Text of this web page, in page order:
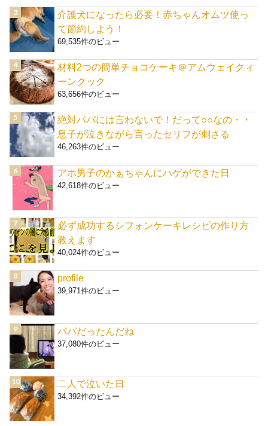
介護犬になったら必要！赤ちゃんオムツ使っ
て節約しよう！
69,535件のビュー
材料2つの簡単チョコケーキ＠アムウェイクィ
ーンクック
63,656件のビュー
絶対パパには言わないで！だって○○なの・・
息子が泣きながら言ったセリフが刺さる
46,263件のビュー
アホ男子のかぁちゃんにハゲができた日
42,618件のビュー
必ず成功するシフォンケーキレシピの作り方
教えます
40,024件のビュー
profile
39,971件のビュー
パパだったんだね
37,080件のビュー
二人で泣いた日
34,392件のビュー